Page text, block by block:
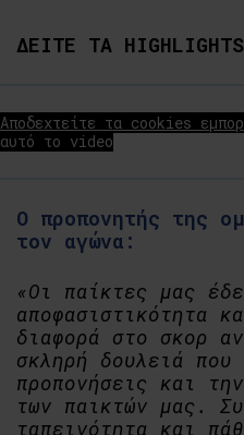
ΔΕΙΤΕ ΤΑ
Αποδεχτείτε τα cookies
αυτό το video
Ο προπονητής της
τον αγώνα:
«Οι παίκτες μας
αποφασιστικότητα
διαφορά στο σκορ
σκληρή δουλειά που
προπονήσεις και
των παικτών μας.
ταπεινότητα και